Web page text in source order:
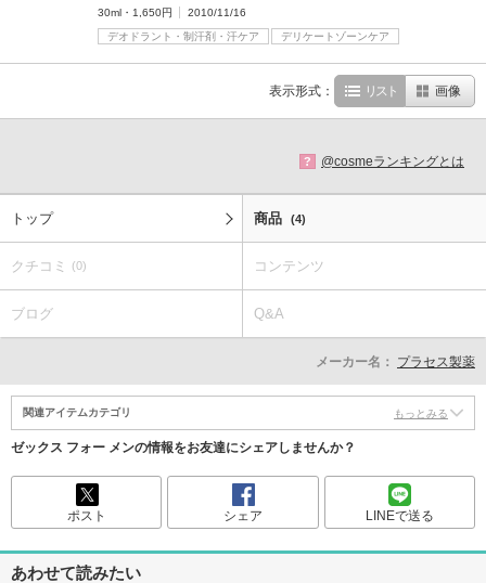
30ml・1,650円
2010/11/16
デオドラント・制汗剤・汗ケア
デリケートゾーンケア
表示形式： リスト 画像
? @cosmeランキングとは
トップ 商品 (4)
クチコミ (0) コンテンツ
ブログ Q&A
メーカー名： プラセス製薬
関連アイテムカテゴリ もっとみる
ゼックス フォー メンの情報をお友達にシェアしませんか？
ポスト シェア LINEで送る
あわせて読みたい